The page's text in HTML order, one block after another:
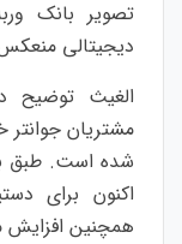
تصویر بانک
دیجیتالی
الغیث توضیح
مشتریان
شده است. طبق
اکنون برای
همچنین افزایش